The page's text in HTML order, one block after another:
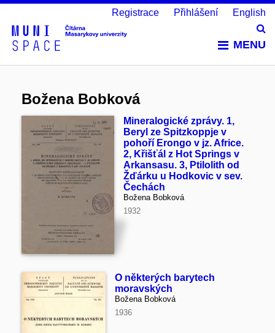
MENU
Registrace Přihlášení English
Božena Bobková
Mineralogické zprávy. 1,
Beryl ze Spitzkoppje v
pohoří Erongo v jz. Africe.
2, Křišťál z Hot Springs v
Arkansasu. 3, Ptilolith od
Žďárku u Hodkovic v sev.
Čechách
Božena Bobková
1932
O některých barytech
moravských
Božena Bobková
1936